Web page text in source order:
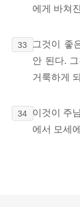
에게 바쳐
33
그것이 좋
안 된다.
거룩하게
34
이것이 주
에서 모세